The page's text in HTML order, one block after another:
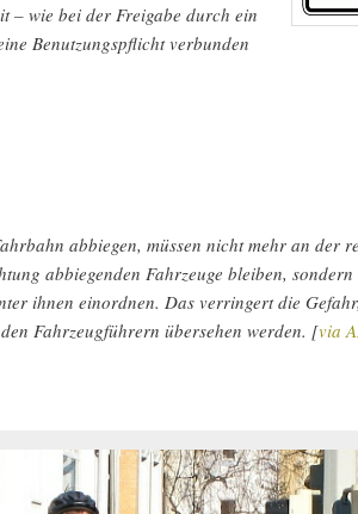
– wie bei der Freigabe durch ein
Benutzungspflicht verbunden
abbiegen, müssen nicht mehr an der
abbiegenden Fahrzeuge bleiben, sondern
ihnen einordnen. Das verringert die
Fahrzeugführern übersehen werden. [via